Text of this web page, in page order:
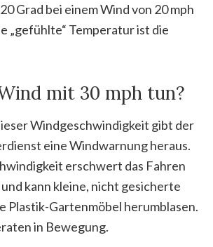
Grad bei einem Wind von 20 mph
„gefühlte“ Temperatur ist die
mit 30 mph tun?
Windgeschwindigkeit gibt der
eine Windwarnung heraus.
erschwert das Fahren
kann kleine, nicht gesicherte
Plastik-Gartenmöbel herumblasen.
in Bewegung.